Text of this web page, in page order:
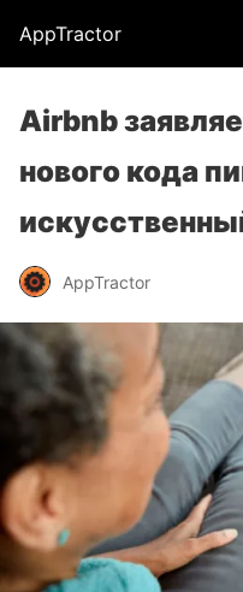
AppTractor
Airbnb
нового кода
AppTractor